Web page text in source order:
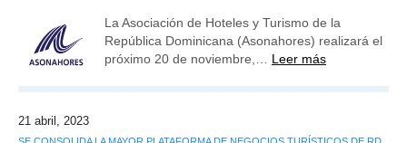
La Asociación de Hoteles y Turismo de la
República Dominicana (Asonahores) realizará el
próximo 20 de noviembre,… Leer más
21 abril, 2023